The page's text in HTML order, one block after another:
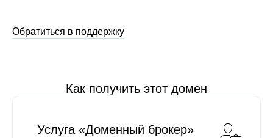
Обратиться в поддержку
Как получить этот домен
Услуга «Доменный брокер»